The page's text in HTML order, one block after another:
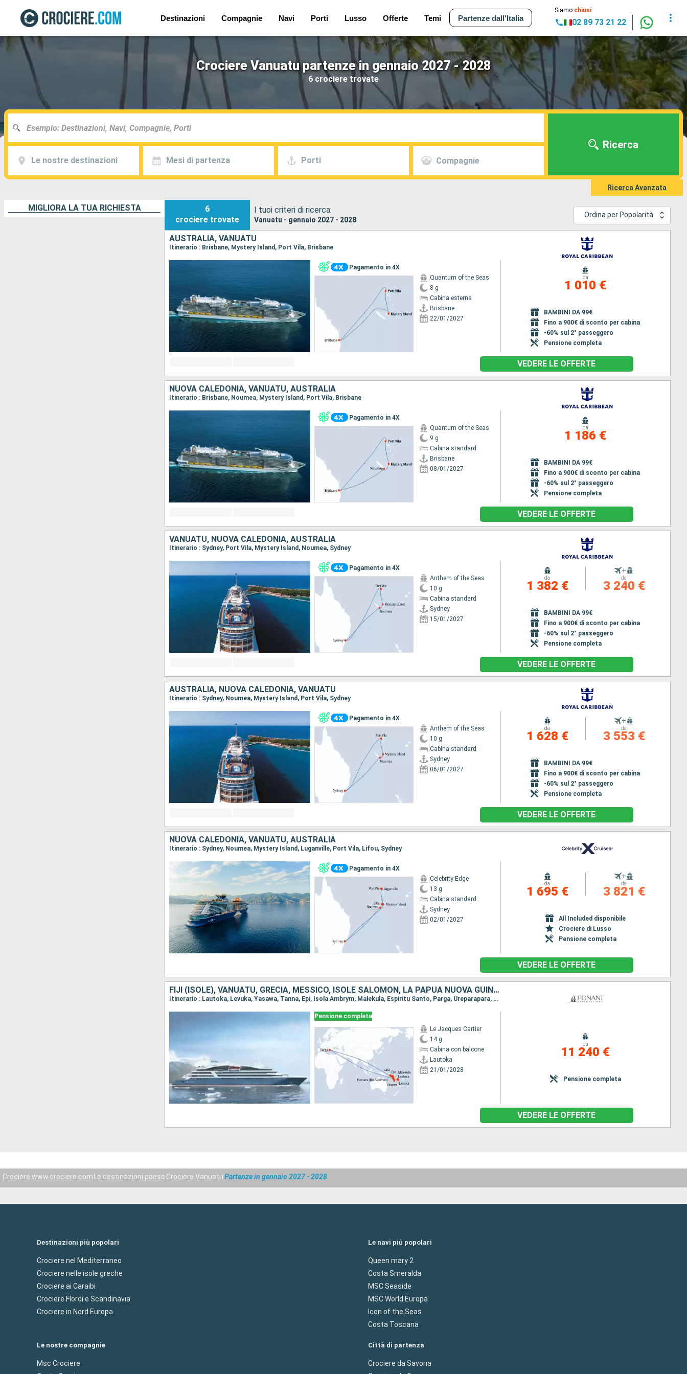
Destinazioni Compagnie Navi Porti Lusso Offerte Temi Partenze dall'Italia
Siamo chiusi
02 89 73 21 22
Crociere Vanuatu partenze in gennaio 2027 - 2028
6 crociere trovate
Le nostre destinazioni Mesi di partenza Porti Compagnie
Ricerca
Ricerca Avanzata
MIGLIORA LA TUA RICHIESTA
6
crociere trovate
I tuoi criteri di ricerca:
Vanuatu - gennaio 2027 - 2028
Ordina per Popolarità
AUSTRALIA, VANUATU
Itinerario : Brisbane, Mystery Island, Port Vila, Brisbane
Pagamento in 4X
Quantum of the Seas
8 g
Cabina esterna
Brisbane
22/01/2027
da
1 010 €
BAMBINI DA 99€
Fino a 900€ di sconto per cabina
-60% sul 2° passeggero
Pensione completa
VEDERE LE OFFERTE
NUOVA CALEDONIA, VANUATU, AUSTRALIA
Itinerario : Brisbane, Noumea, Mystery Island, Port Vila, Brisbane
Pagamento in 4X
Quantum of the Seas
9 g
Cabina standard
Brisbane
08/01/2027
da
1 186 €
BAMBINI DA 99€
Fino a 900€ di sconto per cabina
-60% sul 2° passeggero
Pensione completa
VEDERE LE OFFERTE
VANUATU, NUOVA CALEDONIA, AUSTRALIA
Itinerario : Sydney, Port Vila, Mystery Island, Noumea, Sydney
Pagamento in 4X
Anthem of the Seas
10 g
Cabina standard
Sydney
15/01/2027
da
1 382 €
+
da
3 240 €
BAMBINI DA 99€
Fino a 900€ di sconto per cabina
-60% sul 2° passeggero
Pensione completa
VEDERE LE OFFERTE
AUSTRALIA, NUOVA CALEDONIA, VANUATU
Itinerario : Sydney, Noumea, Mystery Island, Port Vila, Sydney
Pagamento in 4X
Anthem of the Seas
10 g
Cabina standard
Sydney
06/01/2027
da
1 628 €
+
da
3 553 €
BAMBINI DA 99€
Fino a 900€ di sconto per cabina
-60% sul 2° passeggero
Pensione completa
VEDERE LE OFFERTE
NUOVA CALEDONIA, VANUATU, AUSTRALIA
Itinerario : Sydney, Noumea, Mystery Island, Luganville, Port Vila, Lifou, Sydney
Pagamento in 4X
Celebrity Edge
13 g
Cabina standard
Sydney
02/01/2027
da
1 695 €
+
da
3 821 €
All Included disponibile
Crociere di Lusso
Pensione completa
VEDERE LE OFFERTE
FIJI (ISOLE), VANUATU, GRECIA, MESSICO, ISOLE SALOMON, LA PAPUA NUOVA GUINEA
Itinerario : Lautoka, Levuka, Yasawa, Tanna, Epi, Isola Ambrym, Malekula, Espiritu Santo, Parga, Ureparapara, Loh, Lata, Santa Ana (îles Salomon), Honiara (Iles Salomon)
Pensione completa
Le Jacques Cartier
14 g
Cabina con balcone
Lautoka
21/01/2028
da
11 240 €
Pensione completa
VEDERE LE OFFERTE
Crociere www.crociere.com Le destinazioni paese Crociere VanuatuPartenze in gennaio 2027 - 2028
Destinazioni più popolari
Crociere nel Mediterraneo
Crociere nelle isole greche
Crociere ai Caraibi
Crociere Flordi e Scandinavia
Crociere in Nord Europa
Le navi più popolari
Queen mary 2
Costa Smeralda
MSC Seaside
MSC World Europa
Icon of the Seas
Costa Toscana
Le nostre compagnie
Msc Crociere
Città di partenza
Crociere da Savona